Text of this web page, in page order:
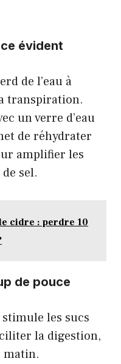
évident
de l’eau à
transpiration.
un verre d’eau
de réhydrater
amplifier les
sel.
cidre : perdre 10
de pouce
les sucs
la digestion,
matin.